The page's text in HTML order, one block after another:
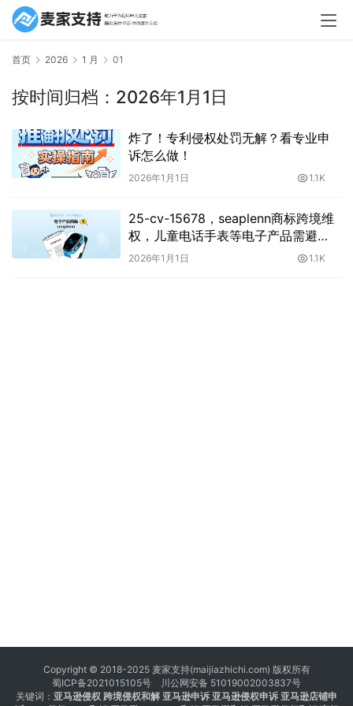
首页 2026 1 月 01
按时间归档：2026年1月1日
炸了！专利侵权处罚无解？看专业申
诉怎么做！
2026年1月1日 1.1K
25-cv-15678，seaplenn商标跨境维
权，儿童电话手表等电子产品需避
雷！
2026年1月1日 1.1K
Copyright © 2018-2025 麦家支持(maijiazhichi.com) 版权所有
蜀ICP备2021015105号
川公网安备 51019002003837号
关键词： 亚马逊侵权 跨境侵权和解 亚马逊申诉 亚马逊侵权申诉 亚马逊店铺申